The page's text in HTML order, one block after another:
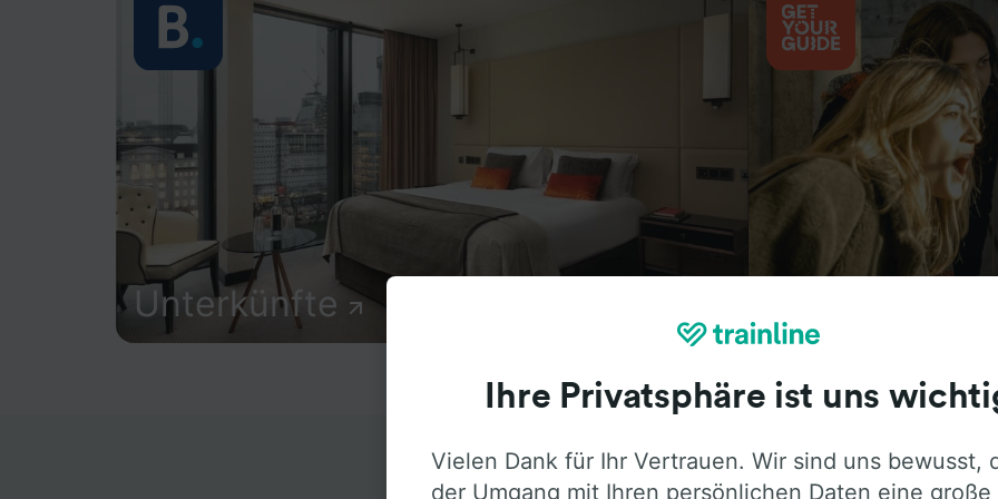
Unterkünfte
Die ehrliche Meinung von Trainline-
Ihre Privatsphäre ist uns
Vielen Dank für Ihr Vertrauen. Wir sind uns bewusst,
der Umgang mit Ihren persönlichen Daten eine große